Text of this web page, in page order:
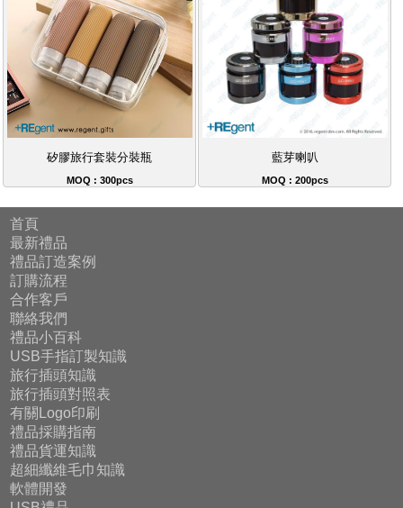
矽膠旅行套裝分裝瓶
MOQ : 300pcs
藍芽喇叭
MOQ : 200pcs
首頁
最新禮品
禮品訂造案例
訂購流程
合作客戶
聯絡我們
禮品小百科
USB手指訂製知識
旅行插頭知識
旅行插頭對照表
有關Logo印刷
禮品採購指南
禮品貨運知識
超細纖維毛巾知識
軟體開發